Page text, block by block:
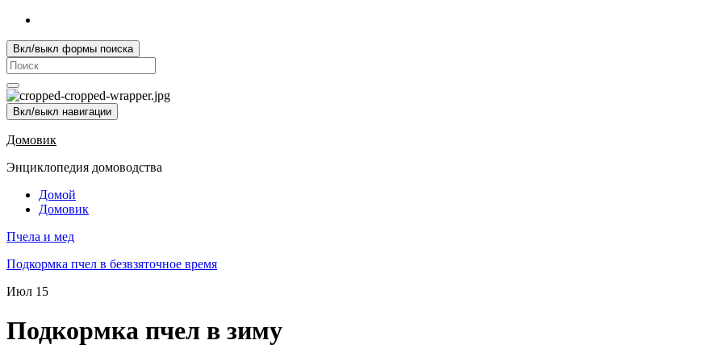
Вкл/выкл формы поиска
Search
for:
Вкл/выкл навигации
Домовик
Энциклопедия домоводства
Домой
Домовик
Пчела и мед
Подкормка пчел в безвзяточное время
Июл 15
Подкормка пчел в зиму